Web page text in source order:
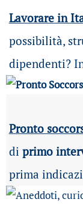
Lavorare in
possibilità,
dipendenti?
Pronto
di primo
prima